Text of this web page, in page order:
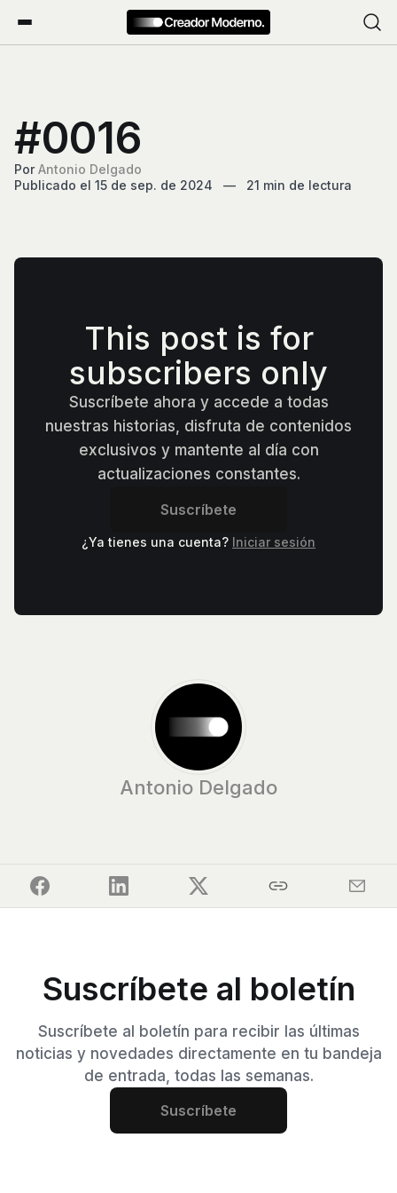
#0016
PorAntonio Delgado
Publicado el 15 de sep. de 2024
— 21 min de lectura
This post is for
subscribers only
Suscríbete ahora y accede a todas
nuestras historias, disfruta de contenidos
exclusivos y mantente al día con
actualizaciones constantes.
Suscríbete
¿Ya tienes una cuenta? Iniciar sesión
Antonio Delgado
Suscríbete al boletín
Suscríbete al boletín para recibir las últimas
noticias y novedades directamente en tu bandeja
de entrada, todas las semanas.
Suscríbete